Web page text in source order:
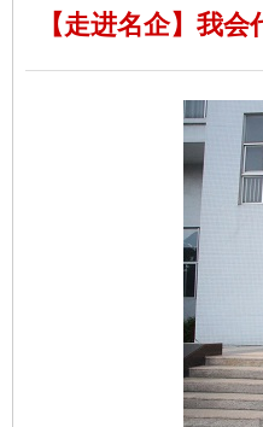
【走进名企】我